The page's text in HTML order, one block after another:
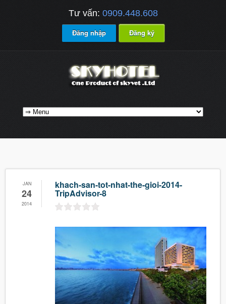
Tư vấn: 0909.448.608
Đăng nhập Đăng ký
JAN
24
2014
khach-san-tot-nhat-the-gioi-2014-
TripAdvisor-8